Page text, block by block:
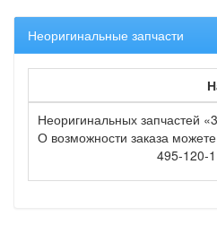
Неоригинальные запчасти
Неоригинальных запчастей
О возможности заказа
495-120-